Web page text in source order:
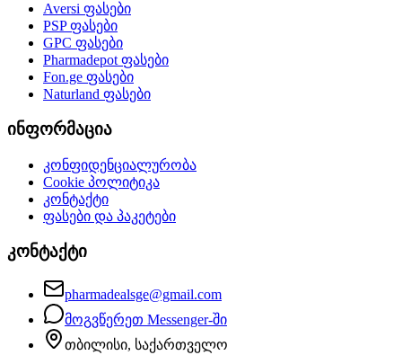
Aversi ფასები
PSPფასები
GPC ფასები
Pharmadepotფასები
Fon.ge ფასები
Naturland ფასები
ინფორმაცია
კონფიდენციალურობა
Cookie პოლიტიკა
კონტაქტი
ფასები და პაკეტები
კონტაქტი
pharmadealsge@gmail.com
მოგვწერეთ Messenger-ში
თბილისი, საქართველო